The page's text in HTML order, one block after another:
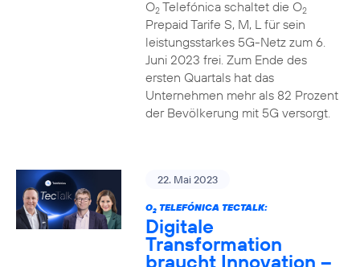
O2Telefónica schaltet die O2
Prepaid Tarife S, M, L für sein
leistungsstarkes 5G-Netz zum 6.
Juni 2023 frei. Zum Ende des
ersten Quartals hat das
Unternehmen mehr als 82 Prozent
der Bevölkerung mit 5G versorgt.
22. Mai 2023
O2TELEFÓNICA TECTALK:
Digitale
Transformation
braucht Innovation –